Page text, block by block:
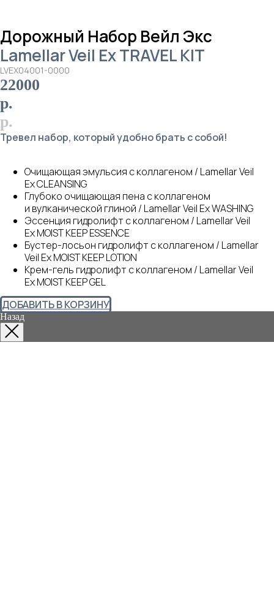
Дорожный Набор Вейл Экс
Lamellar Veil Ex TRAVEL KIT
LVEX04001-0000
22000
р.
р.
Тревел набор, который удобно брать с собой!
Очищающая эмульсия с коллагеном / Lamellar Veil
Еx CLEANSING
Глубоко очищающая пена с коллагеном
и вулканической глиной / Lamellar Veil Еx WASHING
Эссенция гидролифт с коллагеном / Lamellar Veil
Еx MOIST KEEP ESSENCE
Бустер-лосьон гидролифт с коллагеном / Lamellar
Veil Ex MOIST KEEP LOTION
Крем-гель гидролифт с коллагеном / Lamellar Veil
Еx MOIST KEEP GEL
ДОБАВИТЬ В КОРЗИНУ
Назад